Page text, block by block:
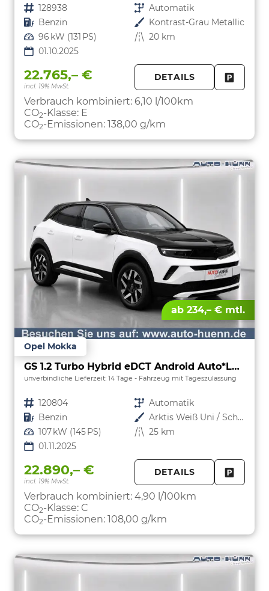
Fahrzeugnr. 128938 Getriebe Automatik
Kraftstoff Benzin Außenfarbe Kontrast-Grau Metallic
Leistung 96 kW (131 PS) Kilometerstand 20 km
01.10.2025
22.765,– €
incl. 19% MwSt.
DETAILS
Verbrauch kombiniert: 6,10 l/100km
CO2-Klasse: E
CO2-Emissionen: 138,00 g/km
ab 234,– € mtl.
Opel Mokka
GS 1.2 Turbo Hybrid eDCT Android Auto*Leder*SHZ*Kamera*Klimaauto*LED*
unverbindliche Lieferzeit: 14 Tage Fahrzeug mit Tageszulassung
Fahrzeugnr. 120804 Getriebe Automatik
Kraftstoff Benzin Außenfarbe
Arktis Weiß Uni / Schwarzes Dach
Leistung 107 kW (145 PS) Kilometerstand 25 km
01.11.2025
22.890,– €
incl. 19% MwSt.
DETAILS
Verbrauch kombiniert: 4,90 l/100km
CO2-Klasse: C
CO2-Emissionen: 108,00 g/km